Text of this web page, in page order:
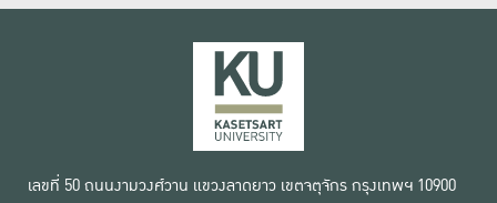
เลขที่ 50 ถนนงามวงศ์วาน แขวงลาดยาว เขตจตุจักร กรุงเทพฯ 10900